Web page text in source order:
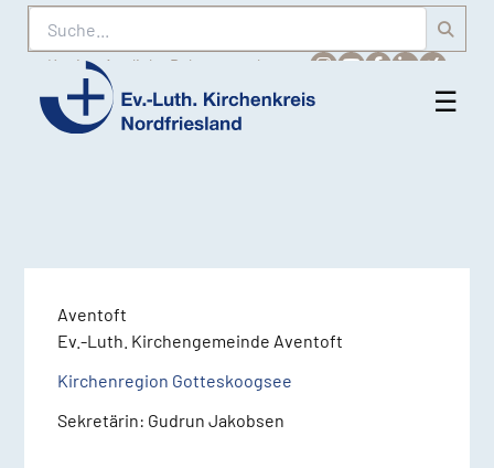
Suche
Karriere Amtliche Bekanntmachungen
Ev.-
☰
Aventoft
Ev.-Luth. Kirchengemeinde Aventoft
Kirchenregion Gotteskoogsee
Sekretärin: Gudrun Jakobsen